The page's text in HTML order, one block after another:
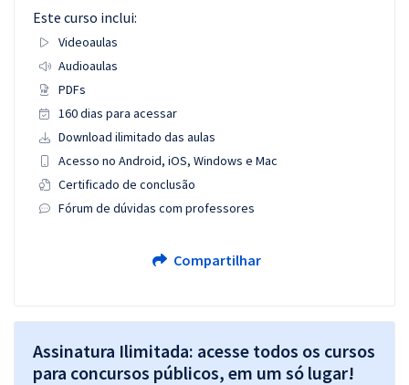
Este curso inclui:
Videoaulas
Audioaulas
PDFs
160 dias para acessar
Download ilimitado das aulas
Acesso no Android, iOS, Windows e Mac
Certificado de conclusão
Fórum de dúvidas com professores
Compartilhar
Assinatura Ilimitada: acesse todos os cursos
para concursos públicos, em um só lugar!